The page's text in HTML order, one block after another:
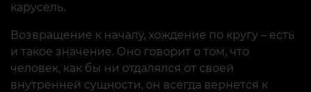
карусель.
Возвращение к началу, хождение по кругу – есть
и такое значение. Оно говорит о том, что
человек, как бы ни отдалялся от своей
внутренней сущности, он всегда вернется к